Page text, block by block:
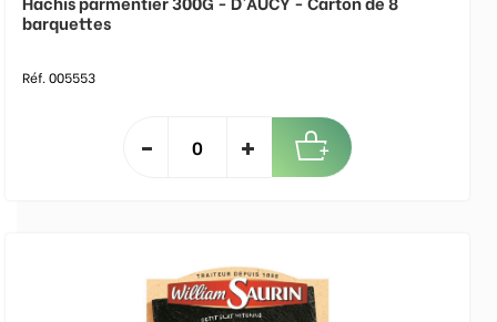
barquettes
Réf. 005553